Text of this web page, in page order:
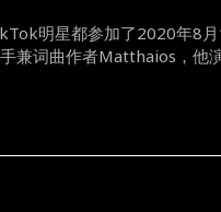
明星都参加了2020年8月
兼词曲作者Matthaios ，他